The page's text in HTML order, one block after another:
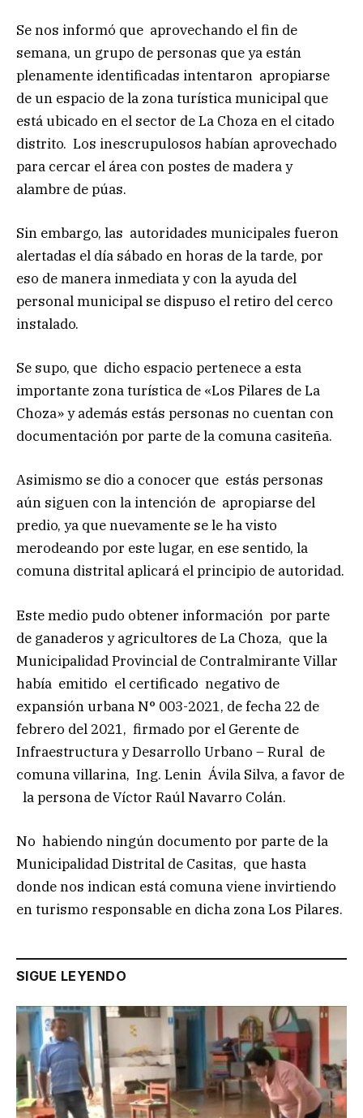
Se nos informó que aprovechando el fin de
semana, un grupo de personas que ya están
plenamente identificadas intentaron apropiarse
de un espacio de la zona turística municipal que
está ubicado en el sector de La Choza en el citado
distrito. Los inescrupulosos habían aprovechado
para cercar el área con postes de madera y
alambre de púas.
Sin embargo, las autoridades municipales fueron
alertadas el día sábado en horas de la tarde, por
eso de manera inmediata y con la ayuda del
personal municipal se dispuso el retiro del cerco
instalado.
Se supo, que dicho espacio pertenece a esta
importante zona turística de «Los Pilares de La
Choza» y además estás personas no cuentan con
documentación por parte de la comuna casiteña.
Asimismo se dio a conocer que estás personas
aún siguen con la intención de apropiarse del
predio, ya que nuevamente se le ha visto
merodeando por este lugar, en ese sentido, la
comuna distrital aplicará el principio de autoridad.
Este medio pudo obtener información por parte
de ganaderos y agricultores de La Choza, que la
Municipalidad Provincial de Contralmirante Villar
había emitido el certificado negativo de
expansión urbana N° 003-2021, de fecha 22 de
febrero del 2021, firmado por el Gerente de
Infraestructura y Desarrollo Urbano – Rural de
comuna villarina, Ing. Lenin Ávila Silva, a favor de
la persona de Víctor Raúl Navarro Colán.
No habiendo ningún documento por parte de la
Municipalidad Distrital de Casitas, que hasta
donde nos indican está comuna viene invirtiendo
en turismo responsable en dicha zona Los Pilares.
SIGUE LEYENDO